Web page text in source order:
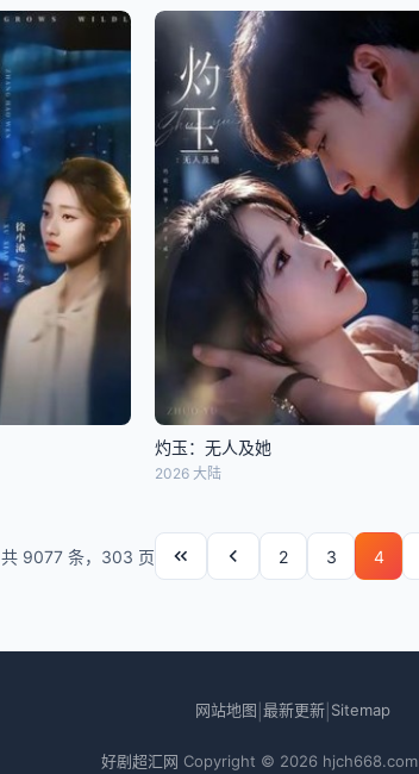
灼玉：无人及她
2026 大陆
共 9077 条，303 页 2 3 4
网站地图 最新更新 Sitemap
好剧超汇网 Copyright © 2026 hjch668.com